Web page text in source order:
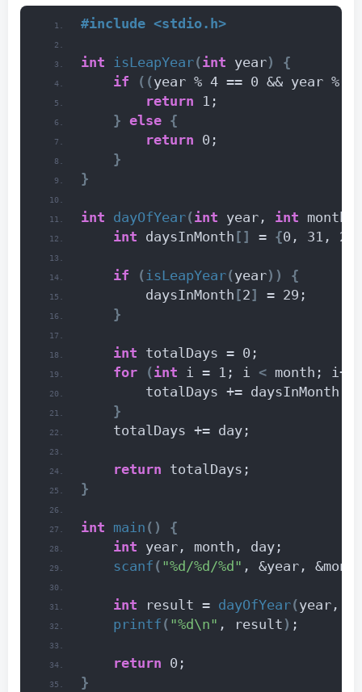
#include <stdio.h>
int isLeapYear(int year)
{
if
((year % 4 == 0 && year %
return 1;
} else {
return 0;
}
}
int dayOfYear(int year, int
int daysInMonth [] = {0, 31,
if (isLeapYear(year))
{
        daysInMonth
[2]
= 29;
}
int totalDays = 0;
for
(int i = 1; i < month; i++
        totalDays += daysInMonth
}
    totalDays += day;
return totalDays;
}
int main ()
{
int year, month, day;
scanf ( "%d/%d/%d" , &year,
int result = dayOfYear(year,
printf ( "%d\n" , result ) ;
return 0;
}